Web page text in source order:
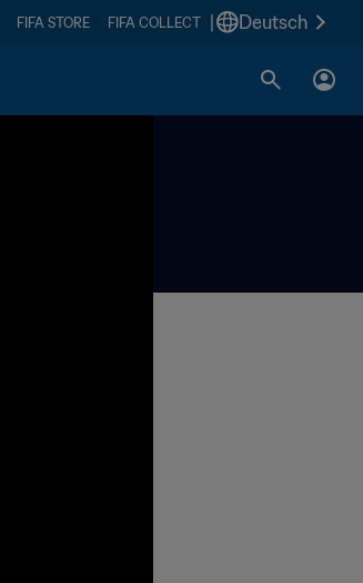
FIFA STORE FIFA COLLECT Deutsch